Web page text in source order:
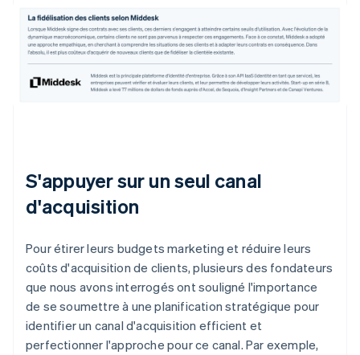
S'appuyer sur un seul canal
d'acquisition
Pour étirer leurs budgets marketing et réduire leurs
coûts d'acquisition de clients, plusieurs des fondateurs
que nous avons interrogés ont souligné l'importance
de se soumettre à une planification stratégique pour
identifier un canal d'acquisition efficient et
perfectionner l'approche pour ce canal. Par exemple,